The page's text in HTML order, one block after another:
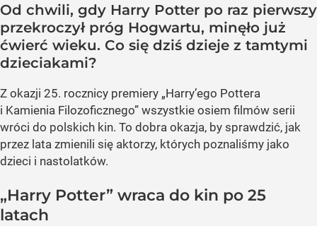
Od chwili, gdy Harry Potter po raz pierwszy
przekroczył próg Hogwartu, minęło już
ćwierć wieku. Co się dziś dzieje z tamtymi
dzieciakami?
Z okazji 25. rocznicy premiery „Harry’ego Pottera
i Kamienia Filozoficznego” wszystkie osiem filmów serii
wróci do polskich kin. To dobra okazja, by sprawdzić, jak
przez lata zmienili się aktorzy, których poznaliśmy jako
dzieci i nastolatków.
„Harry Potter” wraca do kin po 25
latach